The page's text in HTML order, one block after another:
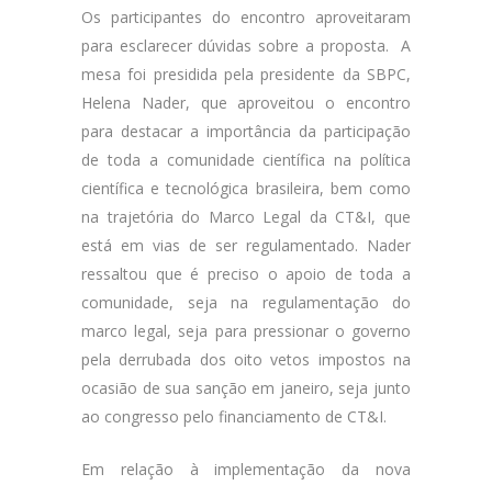
Os participantes do encontro aproveitaram
para esclarecer dúvidas sobre a proposta. A
mesa foi presidida pela presidente da SBPC,
Helena Nader, que aproveitou o encontro
para destacar a importância da participação
de toda a comunidade científica na política
científica e tecnológica brasileira, bem como
na trajetória do Marco Legal da CT&I, que
está em vias de ser regulamentado. Nader
ressaltou que é preciso o apoio de toda a
comunidade, seja na regulamentação do
marco legal, seja para pressionar o governo
pela derrubada dos oito vetos impostos na
ocasião de sua sanção em janeiro, seja junto
ao congresso pelo financiamento de CT&I.
Em relação à implementação da nova